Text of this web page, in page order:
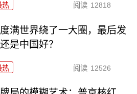
热 阅读 12818
满世界绕了一大圈，最后发
是中国好？
热 阅读 12526